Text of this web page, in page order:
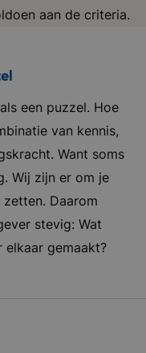
aan de criteria.
een puzzel. Hoe
van kennis,
Want soms
Wij zijn er om je
Daarom
stevig: Wat
elkaar gemaakt?